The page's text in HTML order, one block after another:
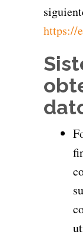
https://